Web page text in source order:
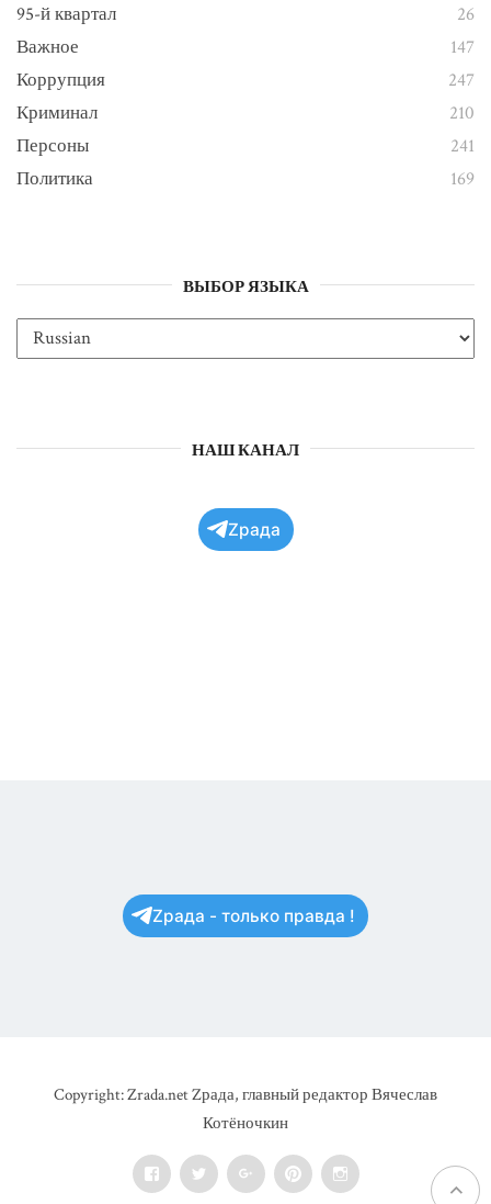
95-й квартал
26
Важное
147
Коррупция
247
Криминал
210
Персоны
241
Политика
169
ВЫБОР ЯЗЫКА
НАШ КАНАЛ
Zрада
Zрада - только правда !
Copyright: Zrada.net Zрада, главный редактор Вячеслав
Котёночкин
FacebookTwitter Google+PinterestInstagram